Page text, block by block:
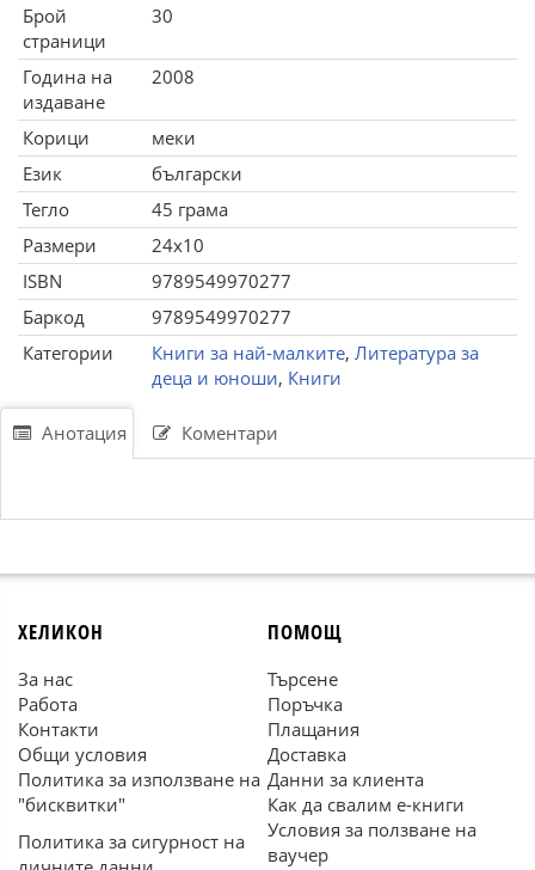
Брой
страници
30
Година на
издаване
2008
Корици
меки
Език
български
Тегло
45 грама
Размери
24x10
ISBN
9789549970277
Баркод
9789549970277
Категории
Книги за най-малките, Литература за
деца и юноши, Книги
Анотация Коментари
ХЕЛИКОН
За нас
Работа
Контакти
Общи условия
Политика за използване на
"бисквитки"
Политика за сигурност на
ПОМОЩ
Търсене
Поръчка
Плащания
Доставка
Данни за клиента
Как да свалим е-книги
Условия за ползване на
ваучер